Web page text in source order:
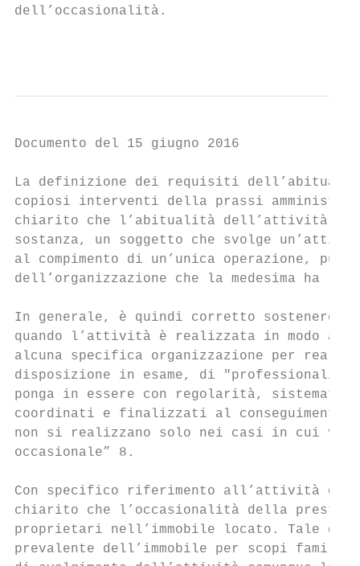
dell’occasionalità.
Documento del 15 giugno 2016
La definizione dei requisiti
copiosi interventi della prassi
chiarito che l’abitualità dell’attività
sostanza, un soggetto che svolge
al compimento di un’unica operazione,
dell’organizzazione che la medesima ha
In generale, è quindi corretto sostenere
quando l’attività è realizzata in modo
alcuna specifica organizzazione per
disposizione in esame, di
ponga in essere con regolarità,
coordinati e finalizzati al
non si realizzano solo nei casi in cui
occasionale” 8.
Con specifico riferimento all’attività di
chiarito che l’occasionalità della
proprietari nell’immobile locato. Tale
prevalente dell’immobile per scopi